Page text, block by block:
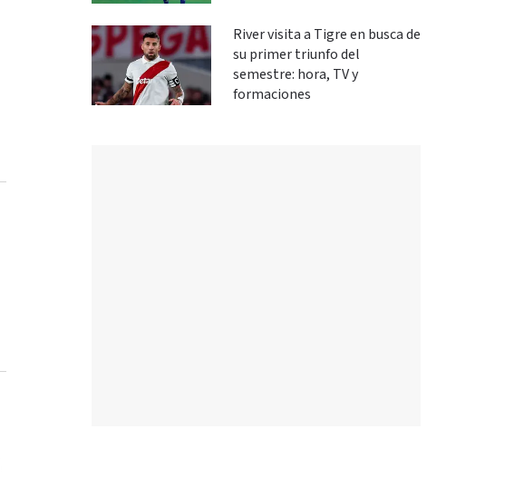
River visita a Tigre en busca de
su primer triunfo del
semestre: hora, TV y
formaciones